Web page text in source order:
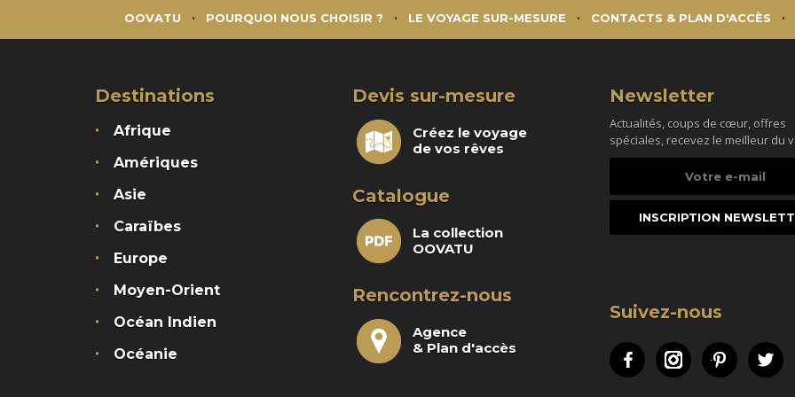
OOVATU POURQUOI NOUS CHOISIR ? LE VOYAGE SUR-MESURE CONTACTS & PLAN D'ACCÈS
Destinations
Afrique
Amériques
Asie
Caraïbes
Europe
Moyen-Orient
Océan Indien
Océanie
Devis sur-mesure
Créez le voyage
de vos rêves
Catalogue
La collection
OOVATU
Rencontrez-nous
Agence
& Plan d'accès
Newsletter
Actualités, coups de cœur, offres
spéciales, recevez le meilleur du
Suivez-nous
FacebookInstagramPinterest